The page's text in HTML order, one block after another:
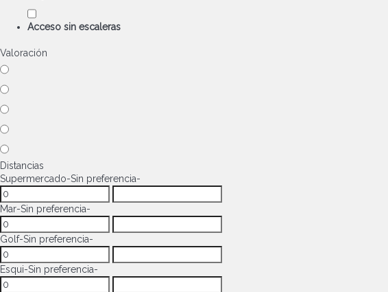
Acceso sin escaleras
Valoración
Distancias
Supermercado-Sin preferencia-
Mar-Sin preferencia-
Golf-Sin preferencia-
Esqui-Sin preferencia-